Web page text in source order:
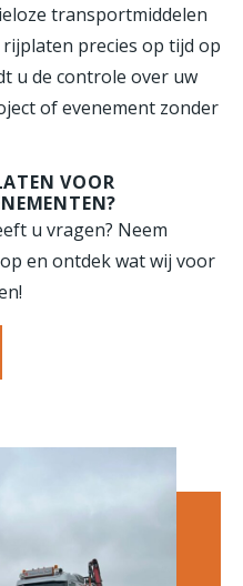
transportmiddelen
precies op tijd op
u de controle over uw
of evenement zonder
VOOR
u vragen? Neem
en ontdek wat wij voor